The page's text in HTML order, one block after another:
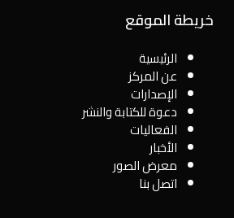
خريطة الموقع
الرئيسية
عن المركز
الإصدارات
دعوة للكتابة والنشر
الفعاليات
الأخبار
معرض الصور
اتصل بنا